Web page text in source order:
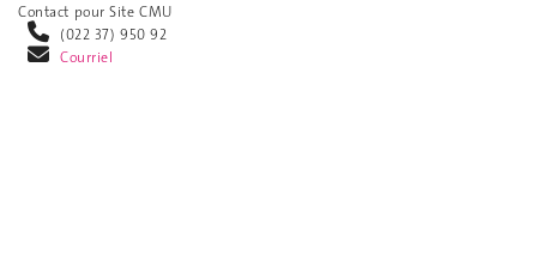
Contact pour Site CMU
(022 37) 950 92
Courriel